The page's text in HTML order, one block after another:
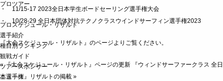
プロツアー
プロスケジュール・リザルト
選手紹介
種目別ランキング
観戦ガイド
ツアースポンサー
ニュース
・ 11/15-17 2023全日本学生ボードセーリング選手権大会
・ 10/28-29 全日本団体対抗テクノクラスウインドサーフィン選手権2023
『大会スケジュール・リザルト』のページよりご覧ください。
«『大会スケジュール・リザルト』ページの更新
『ウィンドサーファークラス 全日
本選手権』リザルトの掲載 »